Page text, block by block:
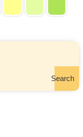
Search